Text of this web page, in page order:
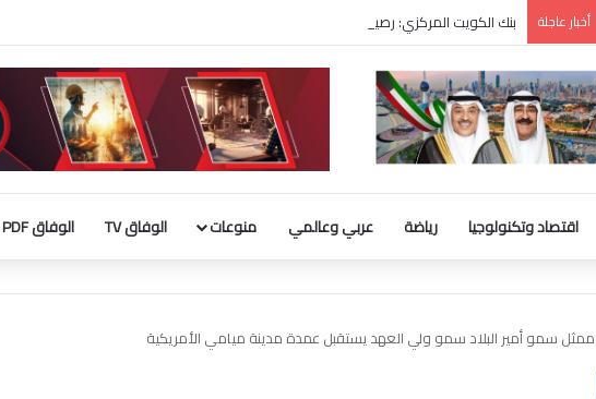
أخبار عاجلة بنك الكويت المركزي: رصيد الذهب 31.8 مليون دينار والودائع بالعملة الأجنبية 9 مليارات دينار
اقتصاد وتكنولوجيا رياضة عربي وعالمي منوعات الوفاق TV الوفاق PDF
ممثل سمو أمير البلاد سمو ولي العهد يستقبل عمدة مدينة ميامي الأمريكية